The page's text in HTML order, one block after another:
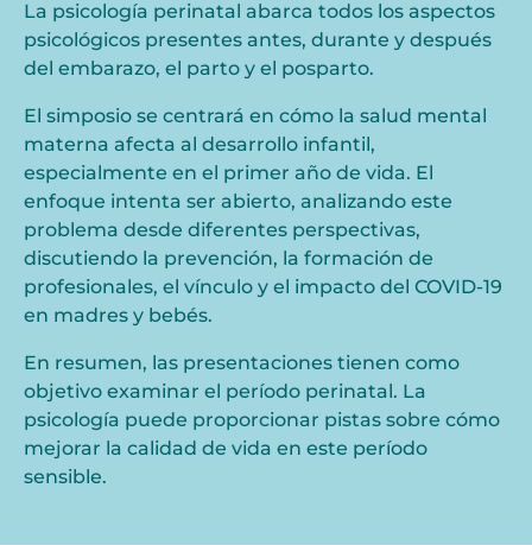
La psicología perinatal abarca todos los aspectos
psicológicos presentes antes, durante y después
del embarazo, el parto y el posparto.
El simposio se centrará en cómo la salud mental
materna afecta al desarrollo infantil,
especialmente en el primer año de vida. El
enfoque intenta ser abierto, analizando este
problema desde diferentes perspectivas,
discutiendo la prevención, la formación de
profesionales, el vínculo y el impacto del COVID-19
en madres y bebés.
En resumen, las presentaciones tienen como
objetivo examinar el período perinatal. La
psicología puede proporcionar pistas sobre cómo
mejorar la calidad de vida en este período
sensible.